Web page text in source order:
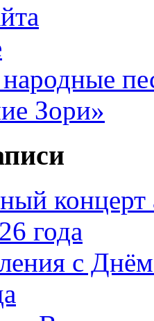
Зори»
концерт
года
с